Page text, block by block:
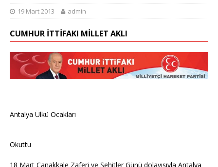
19 Mart 2013 admin
CUMHUR İTTIFAKI MILLET AKLI
Antalya Ülkü Ocakları
Okuttu
18 Mart Çanakkale Zaferi ve Şehitler Günü dolayısıyla Antalya